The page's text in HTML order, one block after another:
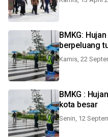
BMKG:
berpeluang
Kamis, 22
BMKG :
kota besar
Senin, 12